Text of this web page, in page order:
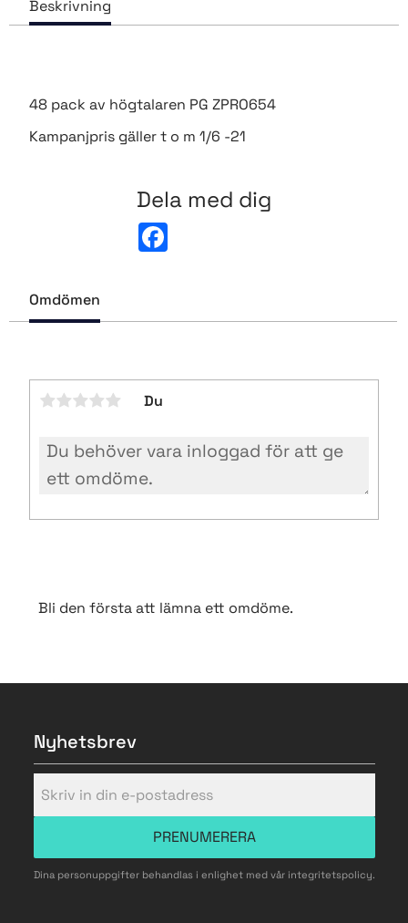
48 pack av högtalaren PG ZPRO654
Kampanjpris gäller t o m 1/6 -21
Dela med dig
o
Omdömen
Du
Bli den första att lämna ett omdöme.
Nyhetsbrev
PRENUMERERA
Dina personuppgifter behandlas i enlighet med vår integritetspolicy.